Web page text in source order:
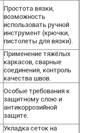
Простота вязки,
возможность
использовать ручной
инструмент (крючки,
пистолеты для вязки).
Применение тяжёлых
каркасов, сварные
соединения, контроль
качества швов.
Особые требования к
защитному слою и
антикоррозийной
защите.
Укладка сеток на